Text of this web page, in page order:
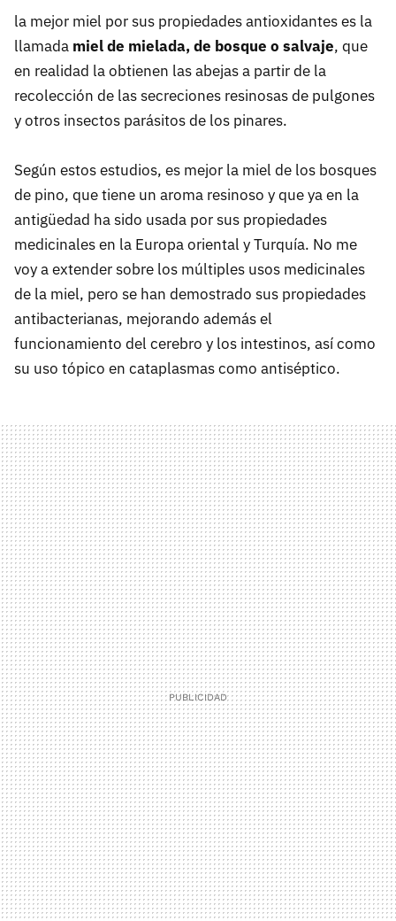
la mejor miel por sus propiedades antioxidantes es la
llamada miel de mielada, de bosque o salvaje, que
en realidad la obtienen las abejas a partir de la
recolección de las secreciones resinosas de pulgones
y otros insectos parásitos de los pinares.
Según estos estudios, es mejor la miel de los bosques
de pino, que tiene un aroma resinoso y que ya en la
antigüedad ha sido usada por sus propiedades
medicinales en la Europa oriental y Turquía. No me
voy a extender sobre los múltiples usos medicinales
de la miel, pero se han demostrado sus propiedades
antibacterianas, mejorando además el
funcionamiento del cerebro y los intestinos, así como
su uso tópico en cataplasmas como antiséptico.